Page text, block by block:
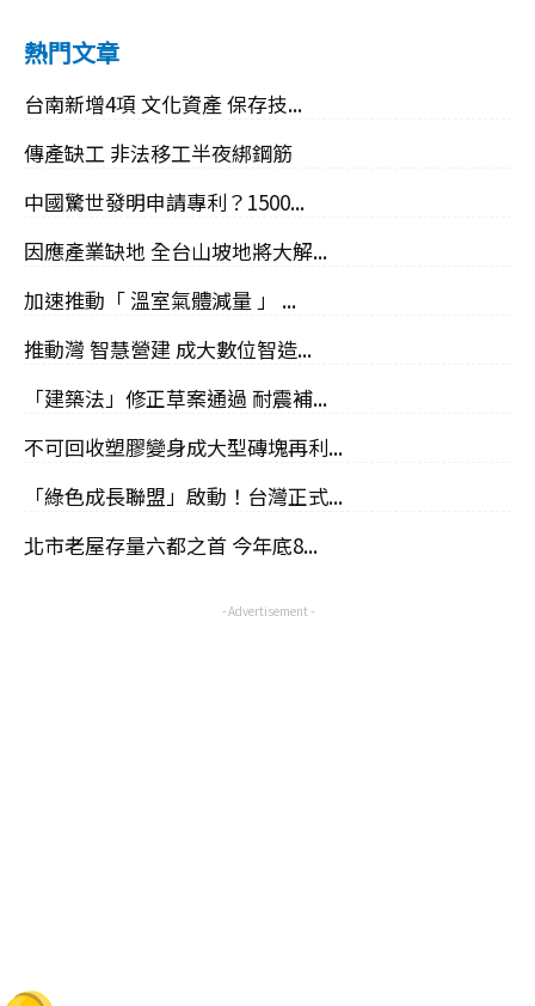
熱門文章
台南新增4項 文化資產 保存技...
傳產缺工 非法移工半夜綁鋼筋
中國驚世發明申請專利？1500...
因應產業缺地 全台山坡地將大解...
加速推動「 溫室氣體減量 」 ...
推動灣 智慧營建 成大數位智造...
「建築法」修正草案通過 耐震補...
不可回收塑膠變身成大型磚塊再利...
「綠色成長聯盟」啟動！台灣正式...
北市老屋存量六都之首 今年底8...
- Advertisement -